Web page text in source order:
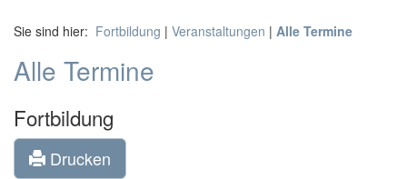
Sie sind hier: Fortbildung | Veranstaltungen | Alle Termine
Alle Termine
Fortbildung
Drucken